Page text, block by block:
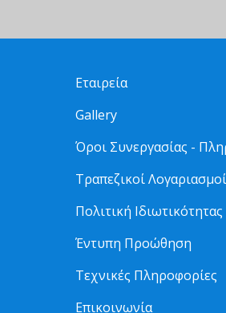
Εταιρεία
Gallery
Όροι Συνεργασίας -
Τραπεζικοί Λογαριασμοί
Πολιτική
Έντυπη Προώθηση
Τεχνικές Πληροφορίες
Επικοινωνία